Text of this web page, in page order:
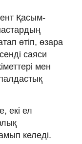
Қасым-
өтіп, өзара
саяси
мен
екі ел
келеді.